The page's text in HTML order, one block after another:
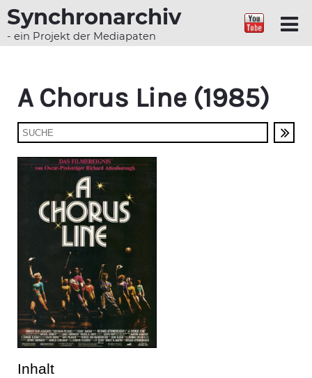
Synchronarchiv
- ein Projekt der Mediapaten
A Chorus Line (1985)
Inhalt